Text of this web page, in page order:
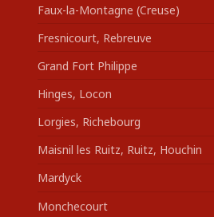
Faux-la-Montagne (Creuse)
Fresnicourt, Rebreuve
Grand Fort Philippe
Hinges, Locon
Lorgies, Richebourg
Maisnil les Ruitz, Ruitz, Houchin
Mardyck
Monchecourt